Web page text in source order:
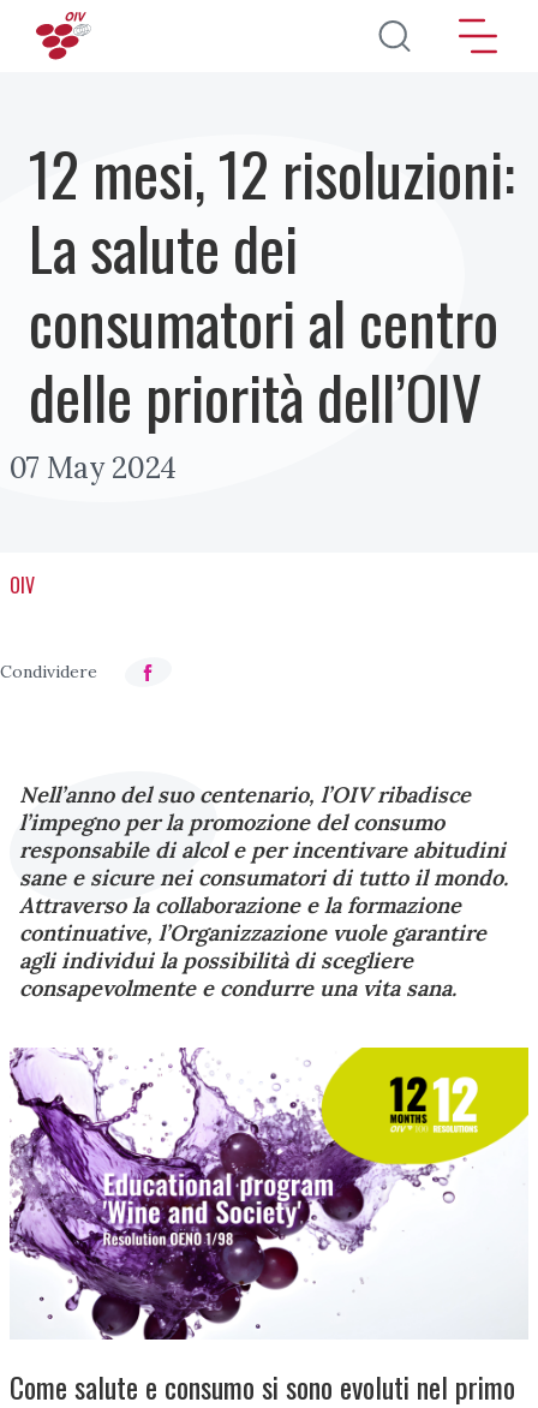
Salta al contenuto principale
12 mesi, 12 risoluzioni:
La salute dei
consumatori al centro
delle priorità dell’OIV
07 May 2024
OIV
Nell’anno del suo centenario, l’OIV ribadisce
l’impegno per la promozione del consumo
responsabile di alcol e per incentivare abitudini
sane e sicure nei consumatori di tutto il mondo.
Attraverso la collaborazione e la formazione
continuative, l’Organizzazione vuole garantire
agli individui la possibilità di scegliere
consapevolmente e condurre una vita sana.
Come salute e consumo si sono evoluti nel primo